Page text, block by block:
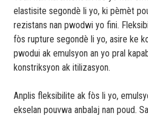
elastisite segondè li yo, ki pèmèt
rezistans nan pwodwi yo fini.
fòs rupture segondè li yo, asire ke
pwodui ak emulsyon an yo pral
konstriksyon ak itilizasyon.
Anplis fleksibilite ak fòs li yo,
ekselan pouvwa anbalaj nan poud.